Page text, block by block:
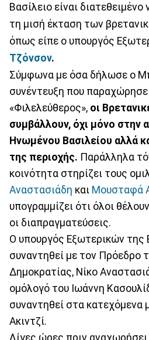
Βασίλειο είναι
τη μισή έκταση των
όπως είπε ο υπουργός
Τζόνσον.
Σύμφωνα με όσα δήλωσε ο
συνέντευξη που
«Φιλελεύθερος», οι
συμβάλλουν, όχι μόνο στην
Ηνωμένου Βασιλείου αλλά
της περιοχής. Παράλληλα
κοινότητα στηρίζει τους
Αναστασιάδη και Μουσταφά
υπογραμμίζει ότι όλοι
οι διαπραγματεύσεις.
Ο υπουργός Εξωτερικών της
συναντηθεί με τον Πρόεδρο
Δημοκρατίας, Νίκο
ομόλογό του Ιωάννη
συναντηθεί στα
Ακιντζί.
Λίγες ώρες πριν